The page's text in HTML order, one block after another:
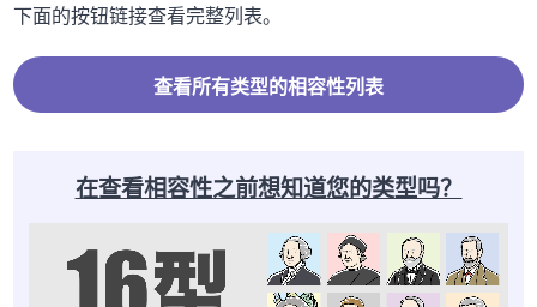
下面的按钮链接查看完整列表。
查看所有类型的相容性列表
在查看相容性之前想知道您的类型吗？